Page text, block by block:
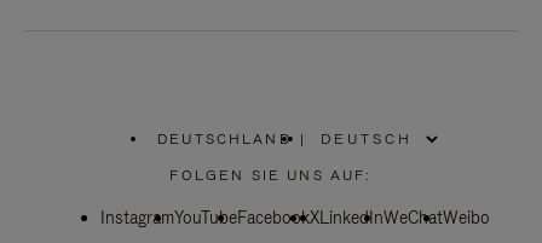
DEUTSCHLAND
WÄHLEN
SIE
REGION
|
FOLGEN SIE UNS AUF:
InstagramYouTubeFacebookXLinkedInWeChatWeibo